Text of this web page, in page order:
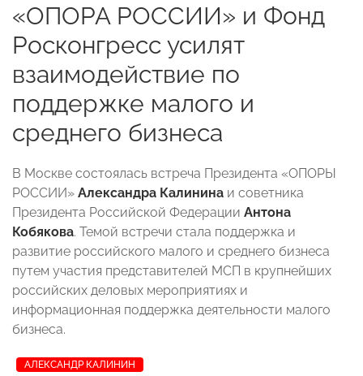
«ОПОРА РОССИИ» и Фонд
Росконгресс усилят
взаимодействие по
поддержке малого и
среднего бизнеса
В Москве состоялась встреча Президента «ОПОРЫ
РОССИИ» Александра Калинина и советника
Президента Российской Федерации Антона
Кобякова. Темой встречи стала поддержка и
развитие российского малого и среднего бизнеса
путем участия представителей МСП в крупнейших
российских деловых мероприятиях и
информационная поддержка деятельности малого
бизнеса.
АЛЕКСАНДР КАЛИНИН